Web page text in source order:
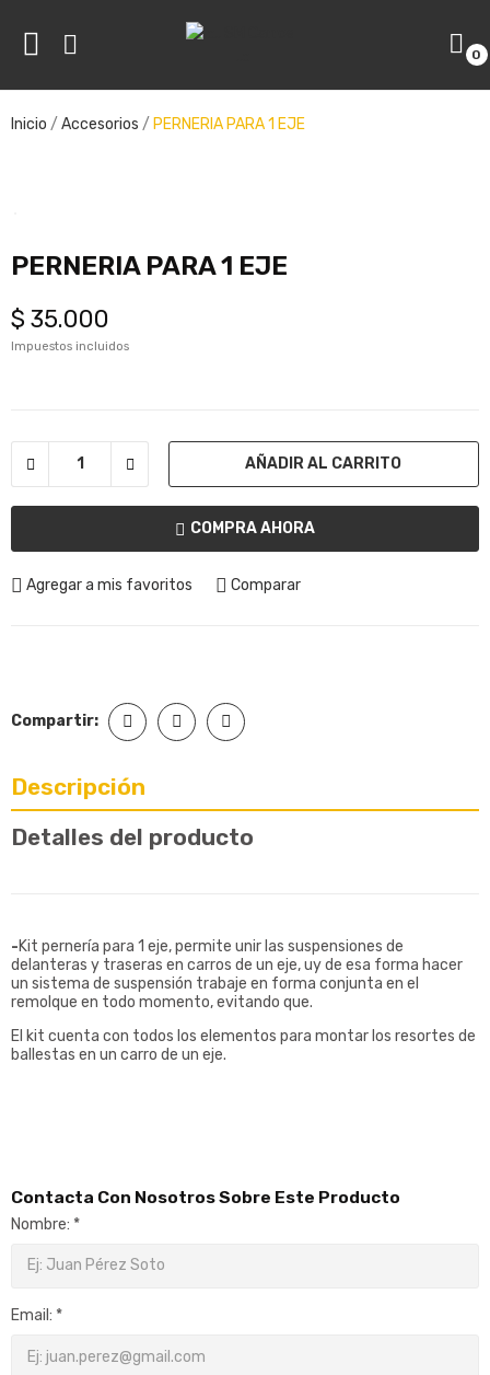
0
Inicio Accesorios PERNERIA PARA 1 EJE
PERNERIA PARA 1 EJE
$ 35.000
Impuestos incluidos
AÑADIR AL CARRITO
COMPRA AHORA
Agregar a mis favoritos Comparar
Compartir:
Descripción
Detalles del producto
-Kit pernería para 1 eje, permite unir las suspensiones de
delanteras y traseras en carros de un eje, uy de esa forma hacer
un sistema de suspensión trabaje en forma conjunta en el
remolque en todo momento, evitando que.
El kit cuenta con todos los elementos para montar los resortes de
ballestas en un carro de un eje.
Contacta Con Nosotros Sobre Este Producto
Nombre: *
Email: *